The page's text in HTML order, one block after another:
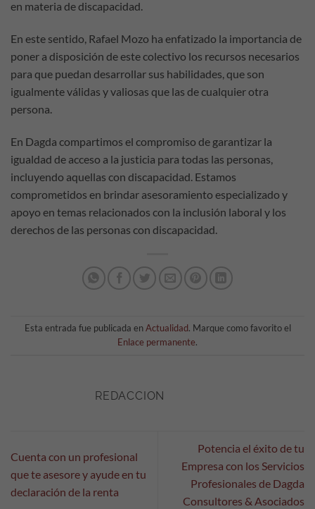
en materia de discapacidad.
En este sentido, Rafael Mozo ha enfatizado la importancia de
poner a disposición de este colectivo los recursos necesarios
para que puedan desarrollar sus habilidades, que son
igualmente válidas y valiosas que las de cualquier otra
persona.
En Dagda compartimos el compromiso de garantizar la
igualdad de acceso a la justicia para todas las personas,
incluyendo aquellas con discapacidad. Estamos
comprometidos en brindar asesoramiento especializado y
apoyo en temas relacionados con la inclusión laboral y los
derechos de las personas con discapacidad.
Esta entrada fue publicada enActualidad. Marque como favorito el
Enlace permanente.
REDACCION
Cuenta con un profesional
que te asesore y ayude en tu
declaración de la renta
Potencia el éxito de tu
Empresa con los Servicios
Profesionales de Dagda
Consultores & Asociados